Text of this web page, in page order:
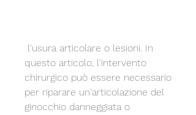
questo articolo, l'intervento
chirurgico può essere necessario
per riparare un'articolazione del
ginocchio danneggiata o